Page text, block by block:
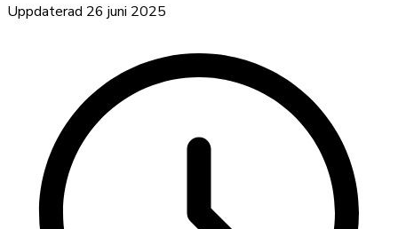
Uppdaterad 26 juni 2025